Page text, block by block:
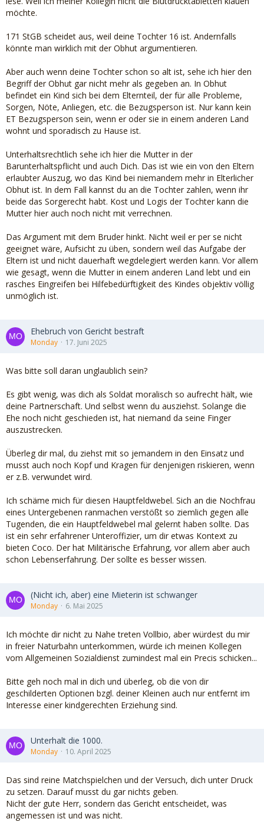
möchte.
171 StGB scheidet aus, weil deine Tochter 16 ist. Andernfalls
könnte man wirklich mit der Obhut argumentieren.
Aber auch wenn deine Tochter schon so alt ist, sehe ich hier den
Begriff der Obhut gar nicht mehr als gegeben an. In Obhut
befindet ein Kind sich bei dem Elternteil, der für alle Probleme,
Sorgen, Nöte, Anliegen, etc. die Bezugsperson ist. Nur kann kein
ET Bezugsperson sein, wenn er oder sie in einem anderen Land
wohnt und sporadisch zu Hause ist.
Unterhaltsrechtlich sehe ich hier die Mutter in der
Barunterhaltspflicht und auch Dich. Das ist wie ein von den Eltern
erlaubter Auszug, wo das Kind bei niemandem mehr in Elterlicher
Obhut ist. In dem Fall kannst du an die Tochter zahlen, wenn ihr
beide das Sorgerecht habt. Kost und Logis der Tochter kann die
Mutter hier auch noch nicht mit verrechnen.
Das Argument mit dem Bruder hinkt. Nicht weil er per se nicht
geeignet wäre, Aufsicht zu üben, sondern weil das Aufgabe der
Eltern ist und nicht dauerhaft wegdelegiert werden kann. Vor allem
wie gesagt, wenn die Mutter in einem anderen Land lebt und ein
rasches Eingreifen bei Hilfebedürftigkeit des Kindes objektiv völlig
unmöglich ist.
Ehebruch von Gericht bestraft
Monday 17. Juni 2025
Was bitte soll daran unglaublich sein?
Es gibt wenig, was dich als Soldat moralisch so aufrecht hält, wie
deine Partnerschaft. Und selbst wenn du ausziehst. Solange die
Ehe noch nicht geschieden ist, hat niemand da seine Finger
auszustrecken.
Überleg dir mal, du ziehst mit so jemandem in den Einsatz und
musst auch noch Kopf und Kragen für denjenigen riskieren, wenn
er z.B. verwundet wird.
Ich schäme mich für diesen Hauptfeldwebel. Sich an die Nochfrau
eines Untergebenen ranmachen verstößt so ziemlich gegen alle
Tugenden, die ein Hauptfeldwebel mal gelernt haben sollte. Das
ist ein sehr erfahrener Unteroffizier, um dir etwas Kontext zu
bieten Coco. Der hat Militärische Erfahrung, vor allem aber auch
schon Lebenserfahrung. Der sollte es besser wissen.
(Nicht ich, aber) eine Mieterin ist schwanger
Monday 6. Mai 2025
Ich möchte dir nicht zu Nahe treten Vollbio, aber würdest du mir
in freier Naturbahn unterkommen, würde ich meinen Kollegen
vom Allgemeinen Sozialdienst zumindest mal ein Precis schicken...
Bitte geh noch mal in dich und überleg, ob die von dir
geschilderten Optionen bzgl. deiner Kleinen auch nur entfernt im
Interesse einer kindgerechten Erziehung sind.
Unterhalt die 1000.
Monday 10. April 2025
Das sind reine Matchspielchen und der Versuch, dich unter Druck
zu setzen. Darauf musst du gar nichts geben.
Nicht der gute Herr, sondern das Gericht entscheidet, was
angemessen ist und was nicht.